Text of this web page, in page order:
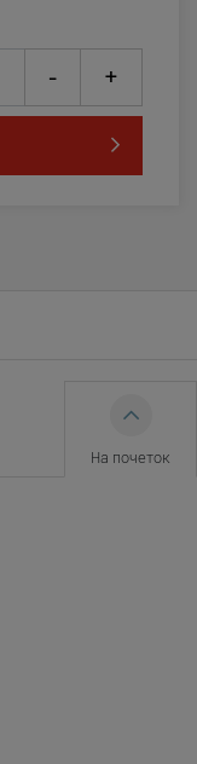
- +
На почеток